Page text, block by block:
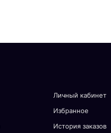
Личный кабинет
Избранное
История заказов